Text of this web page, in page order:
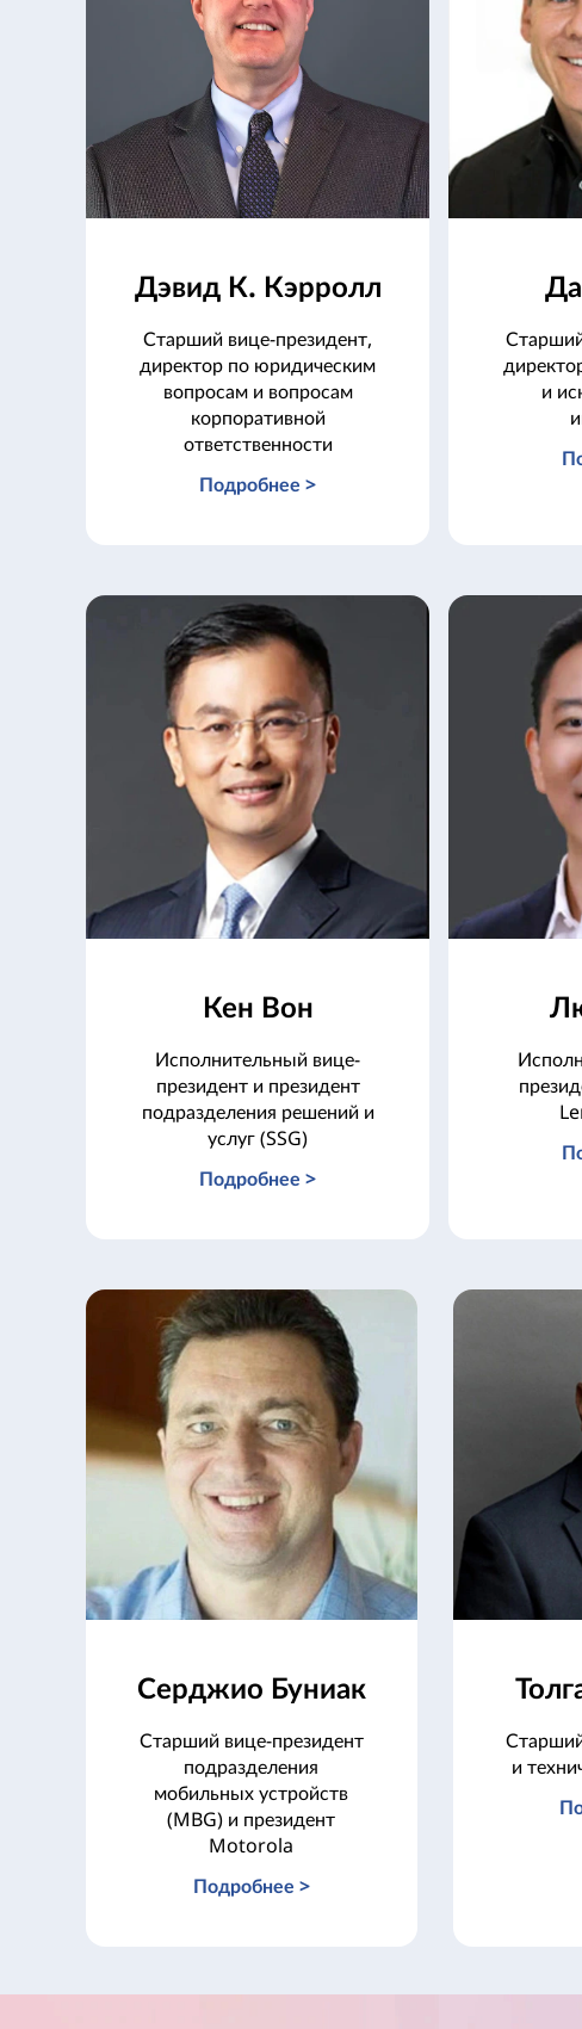
Дэвид К. Кэрролл
Старший вице-президент,
директор по юридическим
вопросам и вопросам
корпоративной
ответственности
Подробнее >
и
Кен Вон
Исполнительный вице-
президент и президент
подразделения решений и
услуг (SSG)
Подробнее >
Серджио Буниак
Старший вице-президент
подразделения
мобильных устройств
(MBG) и президент
Motorola
Подробнее >
и